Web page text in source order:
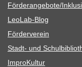
Förderangebote/​​
Leo­Lab-Blog
För­der­ver­ein
Stadt- und
Impro­Kul­tur